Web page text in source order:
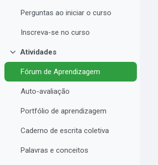
Perguntas ao iniciar o curso
Inscreva-se no curso
Contrair
Atividades
Fórum de Aprendizagem
Auto-avaliação
Portfólio de aprendizagem
Caderno de escrita coletiva
Palavras e conceitos